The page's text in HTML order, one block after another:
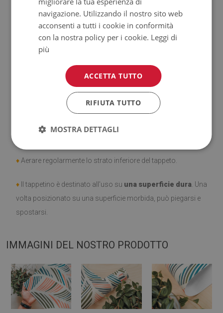
Prodotto facile da pulire, resistente alle macchie e
all'acqua.
del tempo (es. abrasioni) non sono soggetti a reclami.
Come prendersi cura del prodotto?
♦ Aerare regolarmente lo strato inferiore del tappeto.
♦ Il tappetino è destinato all'uso su una superficie dura . Una
volta posizionato su una superficie morbida, può piegarsi e
spostarsi.
IMMAGINI DEL NOSTRO PRODOTTO
navigazione. Utilizzando il nostro sito web
acconsenti a tutti i cookie in conformità
con la nostra policy per i cookie. Leggi di
più
ACCETTA TUTTO
RIFIUTA TUTTO
MOSTRA DETTAGLI